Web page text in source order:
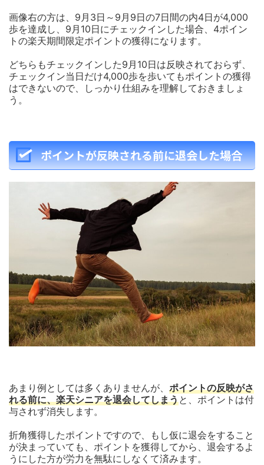
画像右の方は、9月3日～9月9日の7日間の内4日が4,000
歩を達成し、9月10日にチェックインした場合、4ポイン
トの楽天期間限定ポイントの獲得になります。
どちらもチェックインした9月10日は反映されておらず、
チェックイン当日だけ4,000歩を歩いてもポイントの獲得
はできないので、しっかり仕組みを理解しておきましょ
う。
ポイントが反映される前に退会した場合
あまり例としては多くありませんが、 ポイントの反映がさ
れる前に、楽天シニアを退会してしまうと、ポイントは付
与されず消失します。
折角獲得したポイントですので、もし仮に退会をすること
が決まっていても、ポイントを獲得してから、退会するよ
うにした方が労力を無駄にしなくて済みます。